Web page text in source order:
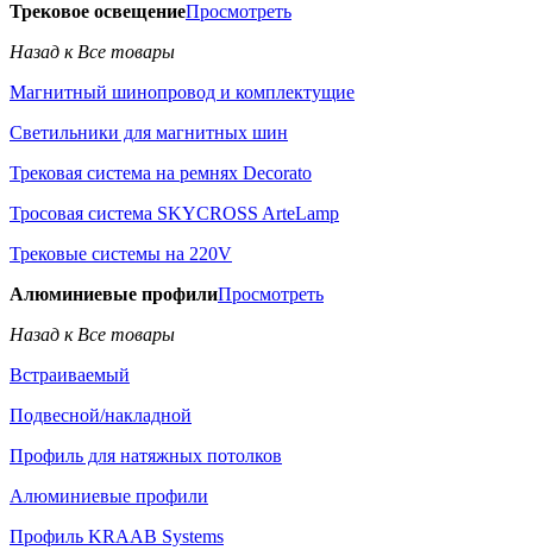
Трековое освещениеПросмотреть
Назад к Все товары
Магнитный шинопровод и комплектущие
Светильники для магнитных шин
Трековая система на ремнях Decorato
Тросовая система SKYCROSS ArteLamp
Трековые системы на 220V
Алюминиевые профилиПросмотреть
Назад к Все товары
Встраиваемый
Подвесной/накладной
Профиль для натяжных потолков
Алюминиевые профили
Профиль KRAAB Systems